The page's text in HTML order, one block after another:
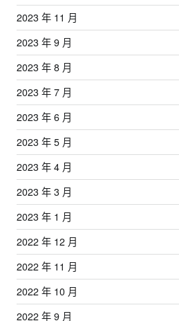
2023 年 11 月
2023 年 9 月
2023 年 8 月
2023 年 7 月
2023 年 6 月
2023 年 5 月
2023 年 4 月
2023 年 3 月
2023 年 1 月
2022 年 12 月
2022 年 11 月
2022 年 10 月
2022 年 9 月